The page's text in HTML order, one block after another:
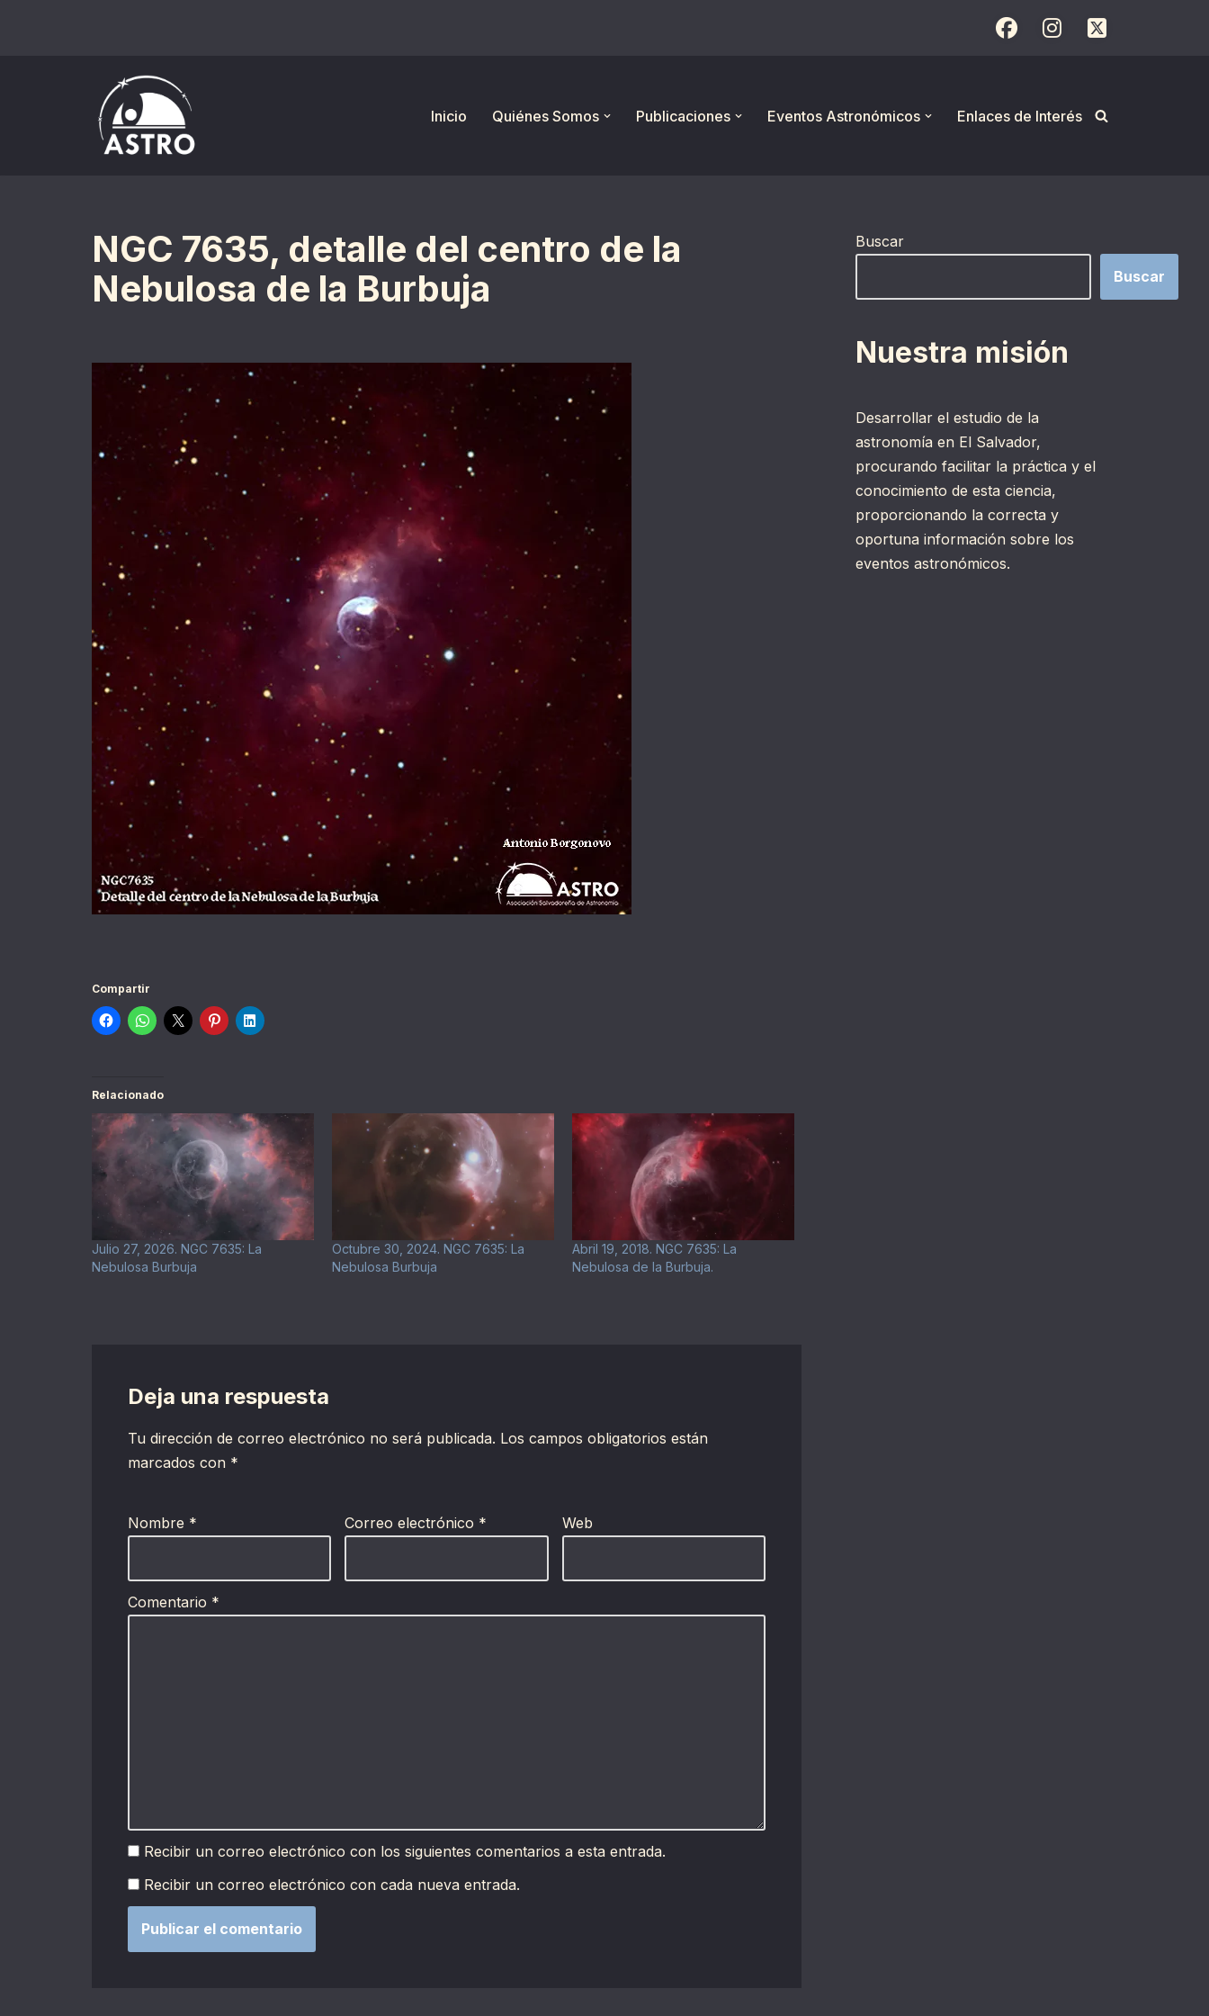
Inicio
Quiénes Somos Publicaciones Eventos Astronómicos Enlaces de Interés
NGC 7635, detalle del centro de la
Nebulosa de la Burbuja
Compartir
Relacionado
Julio 27, 2026. NGC 7635: La
Nebulosa Burbuja
Octubre 30, 2024. NGC 7635: La
Nebulosa Burbuja
Abril 19, 2018. NGC 7635: La
Nebulosa de la Burbuja.
Deja una respuesta
Tu dirección de correo electrónico no será publicada. Los campos obligatorios están
marcados con *
Nombre * Correo electrónico * Web
Comentario *
Recibir un correo electrónico con los siguientes comentarios a esta entrada.
Recibir un correo electrónico con cada nueva entrada.
Buscar
Buscar
Nuestra misión
Desarrollar el estudio de la
astronomía en El Salvador,
procurando facilitar la práctica y el
conocimiento de esta ciencia,
proporcionando la correcta y
oportuna información sobre los
eventos astronómicos.